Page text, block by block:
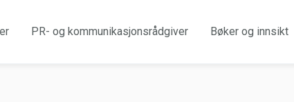
PR- og kommunikasjonsrådgiver Bøker og innsikt